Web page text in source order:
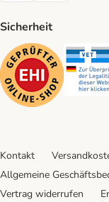
Sicherheit
Security
Kontakt
Allgemeine
Vertrag widerrufen